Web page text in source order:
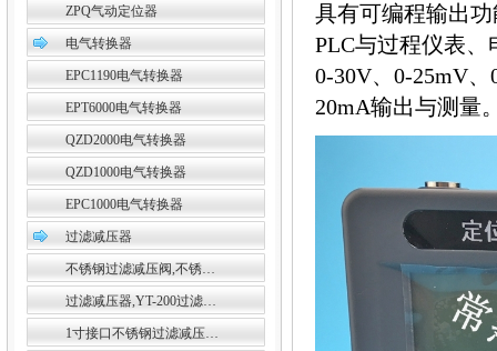
ZPQ气动定位器
电气转换器
EPC1190电气转换器
EPT6000电气转换器
QZD2000电气转换器
QZD1000电气转换器
EPC1000电气转换器
过滤减压器
不锈钢过滤减压阀,不锈…
过滤减压器,YT-200过滤…
1寸接口不锈钢过滤减压…
具有可编程输出
PLC与过程仪表
0-30V、0-25mV
20mA输出与测量